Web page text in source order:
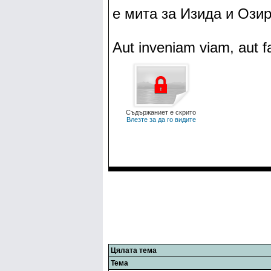
е мита за Изида и
Aut inveniam viam, aut
Съдържаниет е скрито
Влезте за да го видите
Цялата тема
Тема